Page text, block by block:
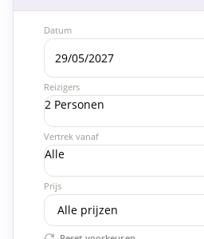
Reizigers
2 Personen
Vertrek vanaf
Alle
Prijs
Datum